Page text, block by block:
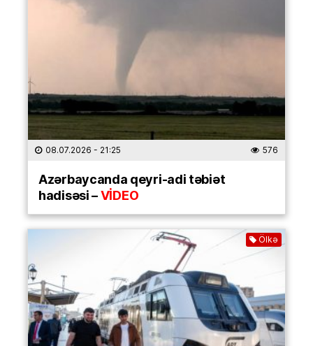
08.07.2026 - 21:25 576
Azərbaycanda qeyri-adi təbiət
hadisəsi –VİDEO
Ölkə